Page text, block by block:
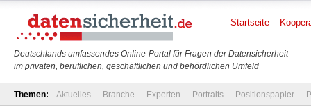
Deutschlands umfassendes Online-Portal für Fragen der Datensicherheit
im privaten, beruflichen, geschäftlichen und behördlichen Umfeld
Startseite
Themen: Aktuelles Branche Experten Portraits Positionspapier